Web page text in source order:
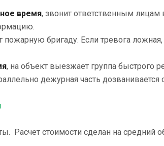
время, звонит ответственным
пожарную бригаду. Если тревога
, на объект выезжает группа быстрого
дежурная часть дозванивается
Расчет стоимости сделан на средний